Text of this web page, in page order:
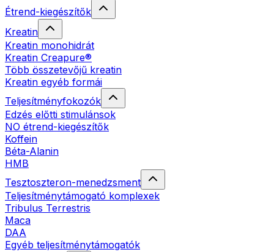
Étrend-kiegészítők
Kreatin
Kreatin monohidrát
Kreatin Creapure®
Több összetevőjű kreatin
Kreatin egyéb formái
Teljesítményfokozók
Edzés előtti stimulánsok
NO étrend-kiegészítők
Koffein
Béta-Alanin
HMB
Tesztoszteron-menedzsment
Teljesítménytámogató komplexek
Tribulus Terrestris
Maca
DAA
Egyéb teljesítménytámogatók